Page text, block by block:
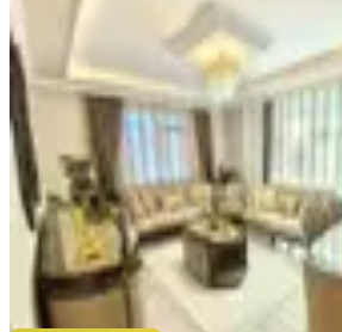
Daire
Keçiören, Aktepe
4+1·250 m² · 4. Kat
10.900.000 ₺
toprak emlak Toprak Emlak